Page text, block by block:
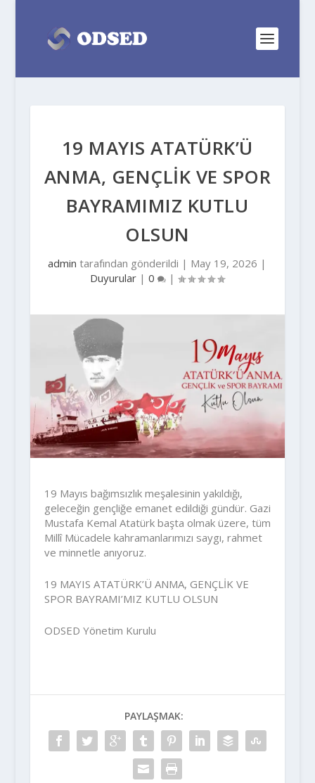
19 MAYIS ATATÜRK’Ü
ANMA, GENÇLİK VE SPOR
BAYRAMIMIZ KUTLU
OLSUN
admin tarafından gönderildi | May 19, 2026 |
Duyurular |0 |
19 Mayıs bağımsızlık meşalesinin yakıldığı,
geleceğin gençliğe emanet edildiği gündür. Gazi
Mustafa Kemal Atatürk başta olmak üzere, tüm
Millî Mücadele kahramanlarımızı saygı, rahmet
ve minnetle anıyoruz.
19 MAYIS ATATÜRK’Ü ANMA, GENÇLİK VE
SPOR BAYRAMI’MIZ KUTLU OLSUN
ODSED Yönetim Kurulu
PAYLAŞMAK: